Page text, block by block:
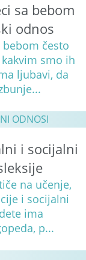
sa bebom
odnos
bebom često
smo ih
ljubavi, da
ODNOSI
i socijalni
na učenje,
i socijalni
ima
p...